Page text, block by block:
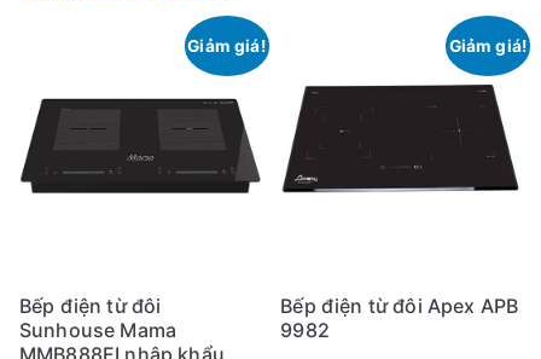
Giảm giá!
Bếp điện từ đôi
Sunhouse Mama
Giảm giá!
Bếp điện từ đôi Apex APB
9982